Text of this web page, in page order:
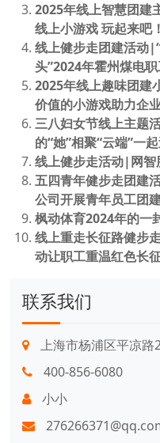
2025年线上智慧团建
线上小游戏 玩起来吧！
线上健步走团建活动
头”2024年霍州煤电
2025年线上趣味团建
价值的小游戏助力企
三八妇女节线上主题
的“她”相聚“云端”一
线上健步走活动|网智
五四青年健步走团建
公司开展青年员工团
枫动体育2024年的一
线上重走长征路健步
动让职工重温红色长
联系我们
上海市杨浦区平凉路
400-856-6080
小小